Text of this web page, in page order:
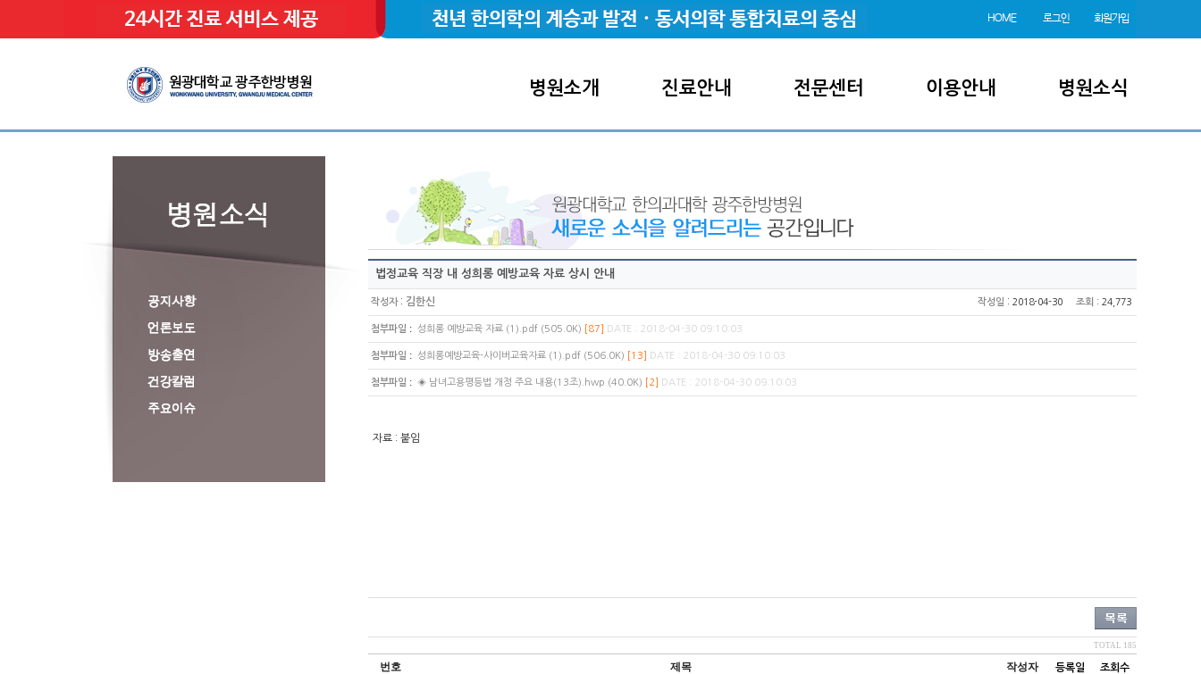
병원소개 진료안내 전문센터 이용안내 병원소식
법정교육 직장 내 성희롱 예방교육 자료 상시 안내
작성자: 김한신 작성일 : 2018-04-30 조회 : 24,773
첨부파일 : 성희롱 예방교육 자료 (1).pdf (505.0K) [87] DATE : 2018-04-30 09:10:03
첨부파일 : 성희롱예방교육-사이버교육자료 (1).pdf (506.0K) [13] DATE : 2018-04-30 09:10:03
첨부파일 : ◈ 남녀고용평등법 개정 주요 내용(13조).hwp (40.0K) [2] DATE : 2018-04-30 09:10:03
자료 : 붙임
TOTAL 185
번호 제목 작성자 등록일 조회수